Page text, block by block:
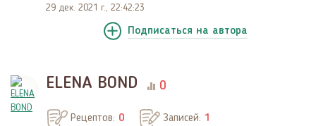
29 дек. 2021 г., 22:42:23
Подписаться на автора
ELENA BOND 0
Рецептов: 0 Записей: 1